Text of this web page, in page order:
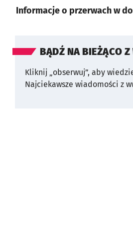
Informacje o przerwach w
BĄDŹ NA BIEŻĄCO
Kliknij „obserwuj”, aby
Najciekawsze wiadomości z